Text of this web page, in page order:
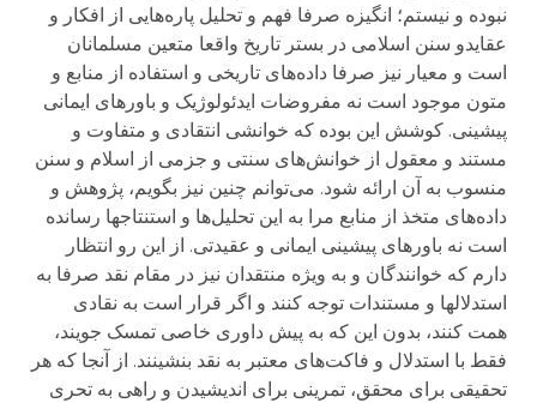
نبوده و نیستم؛ انگیزه صرفا فهم و تحلیل پاره‌هایی از افکار و
عقایدو سنن اسلامی در بستر تاریخ واقعا متعین مسلمانان
است و معیار نیز صرفا داده‌های تاریخی و استفاده از منابع و
متون موجود است نه مفروضات ایدئولوژیک و باورهای ایمانی
پیشینی. کوشش این بوده که خوانشی انتقادی و متفاوت و
مستند و معقول از خوانش‌های سنتی و جزمی از اسلام و سنن
منسوب به آن ارائه شود. می‌توانم چنین نیز بگویم، پژوهش و
داده‌های متخذ از منابع مرا به این تحلیل‌ها و استنتاجها رسانده
است نه باورهای پیشینی ایمانی و عقیدتی. از این رو انتظار
دارم که خوانندگان و به ویژه منتقدان نیز در مقام نقد صرفا به
استدلالها و مستندات توجه کنند و اگر قرار است به نقادی
همت کنند، بدون این که به پیش داوری خاصی تمسک جویند،
فقط با استدلال و فاکت‌های معتبر به نقد بنشینند. از آنجا که هر
تحقیقی برای محقق، تمرینی برای اندیشیدن و راهی به تحری